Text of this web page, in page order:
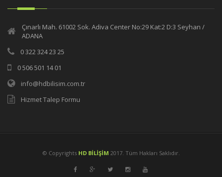
Çınarlı Mah. 61002 Sok. Adiva Center No:29 Kat:2 D:3 Seyhan /
ADANA
0 322 324 23 25
0 506 501 14 01
info@hdbilisim.com.tr
Hizmet Talep Formu
© Copyrights HD BİLİŞİM 2017. Tüm Hakları Saklıdır.